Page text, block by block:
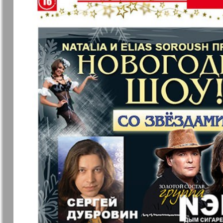
7
1
7
13
19
25
❬ Apelsin
Baden-
MK-Germany
Landsleute
MK-
Novije Semljaki
Partner Partner-
Telegraf